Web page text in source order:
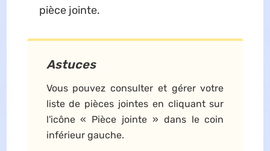
pièce jointe.
Astuces
Vous pouvez consulter et gérer votre
liste de pièces jointes en cliquant sur
l'icône « Pièce jointe » dans le coin
inférieur gauche.